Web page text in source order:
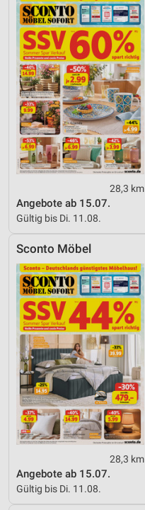
28,3 km
Angebote ab 15.07.
Gültig bis Di. 11.08.
Sconto Möbel
28,3 km
Angebote ab 15.07.
Gültig bis Di. 11.08.